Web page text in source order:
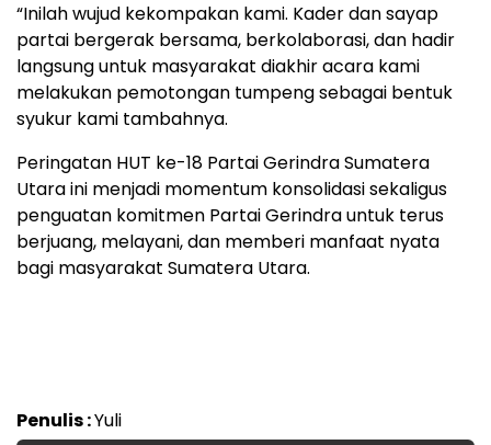
“Inilah wujud kekompakan kami. Kader dan sayap
partai bergerak bersama, berkolaborasi, dan hadir
langsung untuk masyarakat diakhir acara kami
melakukan pemotongan tumpeng sebagai bentuk
syukur kami tambahnya.
Peringatan HUT ke-18 Partai Gerindra Sumatera
Utara ini menjadi momentum konsolidasi sekaligus
penguatan komitmen Partai Gerindra untuk terus
berjuang, melayani, dan memberi manfaat nyata
bagi masyarakat Sumatera Utara.
Penulis :Yuli